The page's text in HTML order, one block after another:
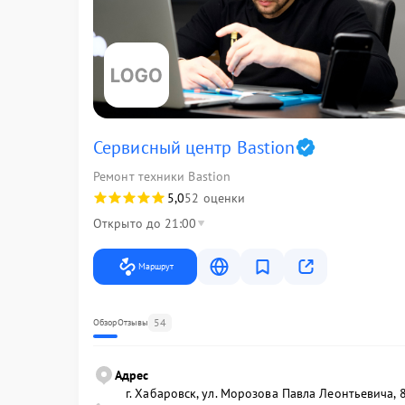
Сервисный центр Bastion
Ремонт техники Bastion
5,052 оценки
Открыто до 21:00
Маршрут
ОбзорОтзывы 54
Адрес
г. Хабаровск, ул. Морозова Павла Леонтьевича,